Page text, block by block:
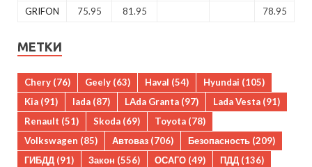
GRIFON
75.95 81.95 78.95
МЕТКИ
Chery (76) Geely (63) Haval (54) Hyundai (105)
Kia (91) lada (87) LAda Granta (97) Lada Vesta (91)
Renault (51) Skoda (69) Toyota (78)
Volkswagen (85) Автоваз (706) Безопасность (209)
ГИБДД (91) Закон (556) ОСАГО (49) ПДД (136)